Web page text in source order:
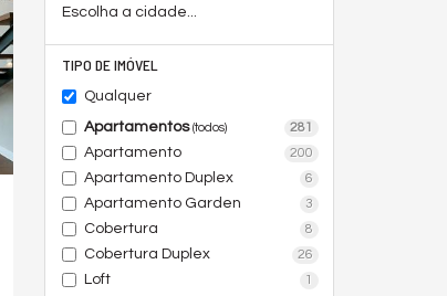
Escolha a cidade...
TIPO DE IMÓVEL
Qualquer
Apartamentos(todos) 281
Apartamento 200
Apartamento Duplex 6
Apartamento Garden 3
Cobertura 8
Cobertura Duplex 26
Loft 1